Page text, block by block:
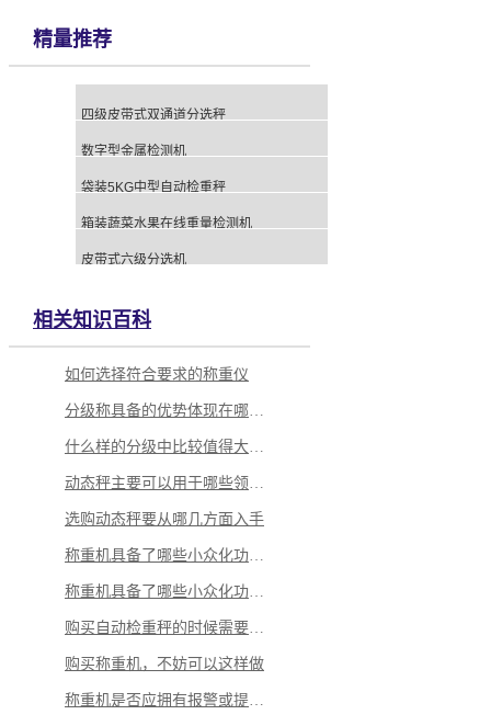
精量推荐
四级皮带式双通道分选秤
数字型金属检测机
袋装5KG中型自动检重秤
箱装蔬菜水果在线重量检测机
皮带式六级分选机
相关知识百科
如何选择符合要求的称重仪
选购动态秤要从哪几方面入手
购买称重机，不妨可以这样做